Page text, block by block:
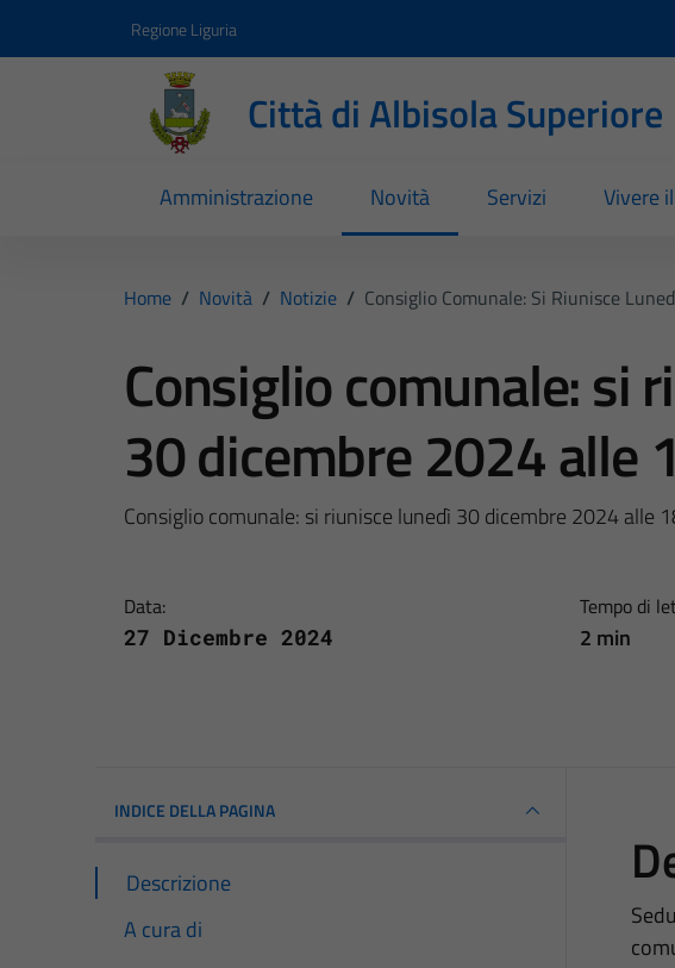
Regione Liguria
Città di Albisola Superiore
Amministrazione Novità Servizi Vivere
Home / Novità / Notizie / Consiglio Comunale: Si Riunisce
Consiglio comunale: si
30 dicembre 2024 alle
Consiglio comunale: si riunisce lunedì 30 dicembre 2024 alle
Data:
27 Dicembre 2024
Tempo di
2 min
INDICE DELLA PAGINA
Descrizione
A cura di